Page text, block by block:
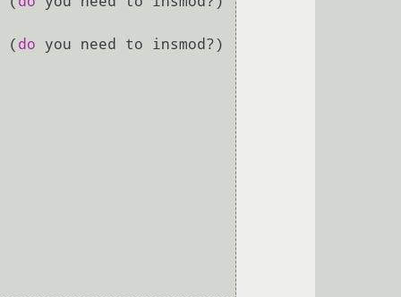
( do you need to insmod?)